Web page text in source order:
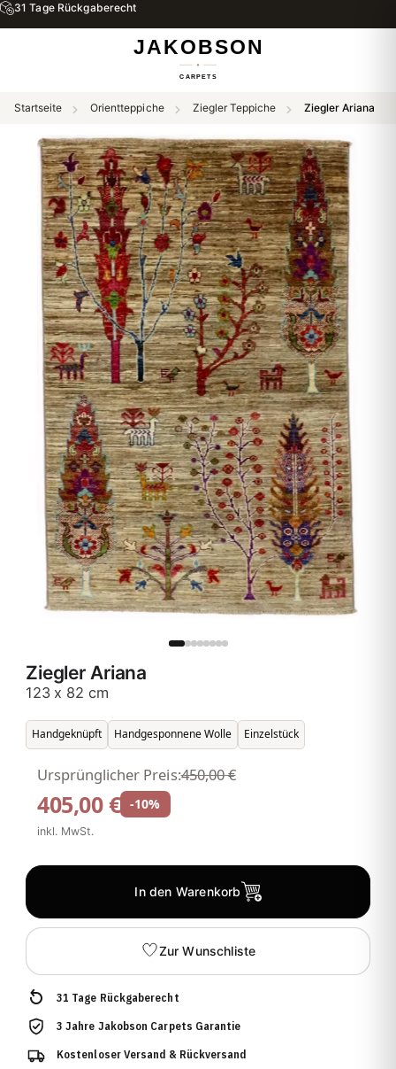
31 Tage Rückgaberecht
Startseite Orientteppiche Ziegler Teppiche Ziegler Ariana
Ziegler Ariana
123 x 82 cm
Handgeknüpft Handgesponnene Wolle Einzelstück
405,00 €
Ursprünglicher Preis:450,00 €
-10%
inkl. MwSt.
In den Warenkorb
Zur Wunschliste
31 Tage Rückgaberecht
3 Jahre Jakobson Carpets Garantie
Kostenloser Versand & Rückversand